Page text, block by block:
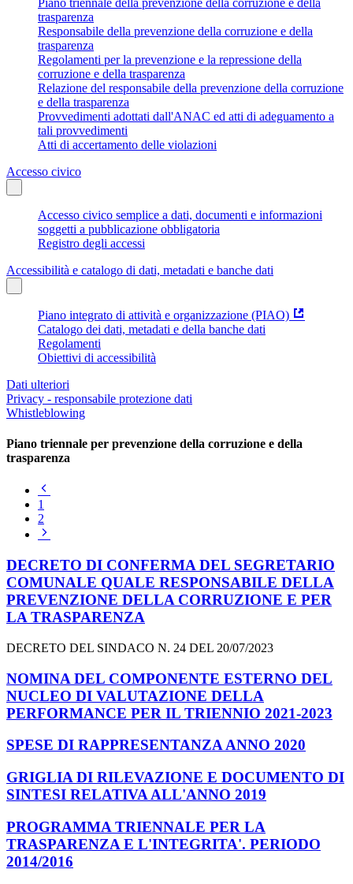
trasparenza
Responsabile della prevenzione della corruzione e della
trasparenza
Regolamenti per la prevenzione e la repressione della
corruzione e della trasparenza
Relazione del responsabile della prevenzione della corruzione
e della trasparenza
Provvedimenti adottati dall'ANAC ed atti di adeguamento a
tali provvedimenti
Atti di accertamento delle violazioni
Accesso civico
Accesso civico semplice a dati, documenti e informazioni
soggetti a pubblicazione obbligatoria
Registro degli accessi
Accessibilità e catalogo di dati, metadati e banche dati
Piano integrato di attività e organizzazione (PIAO)
Catalogo dei dati, metadati e della banche dati
Regolamenti
Obiettivi di accessibilità
Dati ulteriori
Privacy - responsabile protezione dati
Whistleblowing
Piano triennale per prevenzione della corruzione e della
trasparenza
1
2
DECRETO DI CONFERMA DEL SEGRETARIO
COMUNALE QUALE RESPONSABILE DELLA
PREVENZIONE DELLA CORRUZIONE E PER
LA TRASPARENZA
DECRETO DEL SINDACO N. 24 DEL 20/07/2023
NOMINA DEL COMPONENTE ESTERNO DEL
NUCLEO DI VALUTAZIONE DELLA
PERFORMANCE PER IL TRIENNIO 2021-2023
SPESE DI RAPPRESENTANZA ANNO 2020
GRIGLIA DI RILEVAZIONE E DOCUMENTO DI
SINTESI RELATIVA ALL'ANNO 2019
PROGRAMMA TRIENNALE PER LA
TRASPARENZA E L'INTEGRITA'. PERIODO
2014/2016